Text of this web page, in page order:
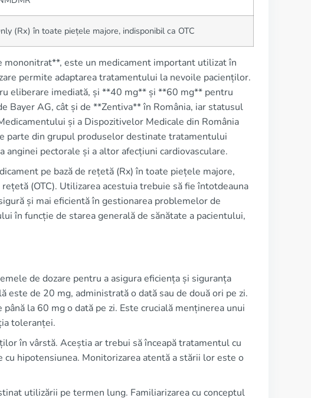
(Rx) în toate piețele majore, indisponibil ca OTC
este un medicament important utilizat în
permite adaptarea tratamentului la nevoile pacienților.
eliberare imediată, și **40 mg** și **60 mg** pentru
Bayer AG, cât și de **Zentiva** în România, iar statusul
și a Dispozitivelor Medicale din România
parte din grupul produselor destinate tratamentului
pectorale și a altor afecțiuni cardiovasculare.
pe bază de rețetă (Rx) în toate piețele majore,
(OTC). Utilizarea acestuia trebuie să fie întotdeauna
și mai eficientă în gestionarea problemelor de
în funcție de starea generală de sănătate a pacientului,
de dozare pentru a asigura eficiența și siguranța
de 20 mg, administrată o dată sau de două ori pe zi.
la 60 mg o dată pe zi. Este crucială menținerea unui
toleranței.
în vârstă. Aceștia ar trebui să înceapă tratamentul cu
cu hipotensiunea. Monitorizarea atentă a stării lor este o
utilizării pe termen lung. Familiarizarea cu conceptul